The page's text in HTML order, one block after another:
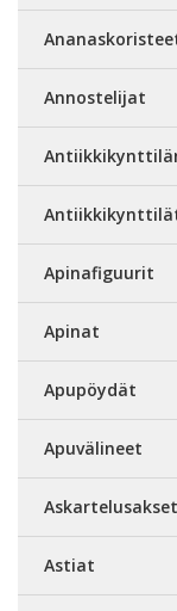
Annostelijat
Apinafiguurit
Apinat
Apupöydät
Apuvälineet
Askartelusakset
Astiat